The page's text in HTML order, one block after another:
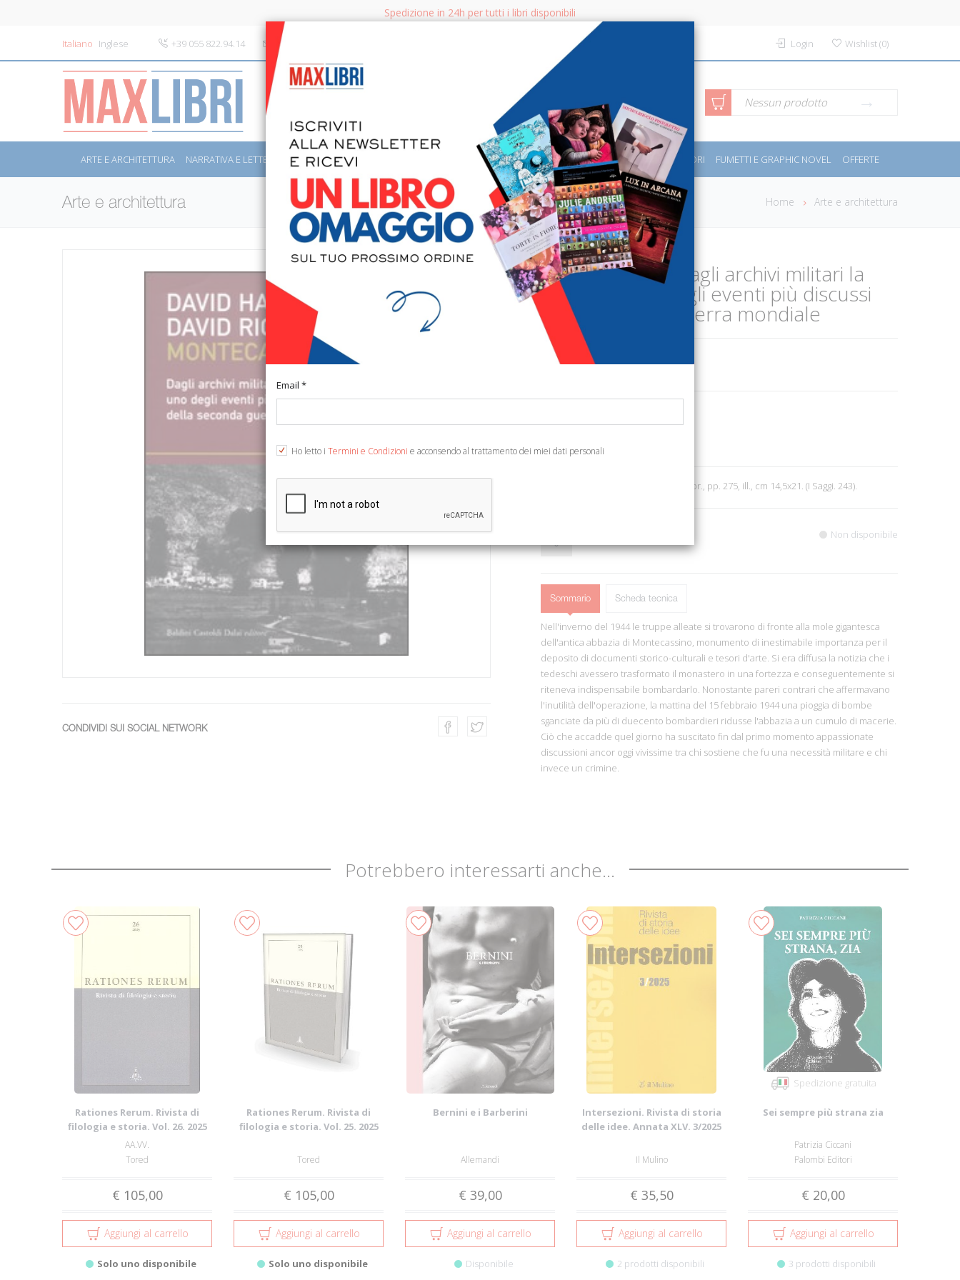
Spedizione in 24h per tutti i libri disponibili
Italiano Inglese +39 055 822.94.14 info@maxlibri.it Login Wishlist(0)
CERCA Ricerca avanzata Nessun prodotto
ARTE E ARCHITETTURA NARRATIVA E LETTERATURA SAGGISTICA LIBRI PER BAMBINI E RAGAZZI MANUALI - GUIDE - CORSI SPORT E MOTORI FUMETTI E GRAPHIC NOVEL OFFERTE
Arte e architettura Home Arte e architettura
CONDIVIDI SUI SOCIAL NETWORK
Montecassino. Dagli archivi militari la
verità su uno degli eventi più discussi
della seconda guerra mondiale
€ 14,40
Ean13: 9788884904669
Traduzione di Peru E. Milano, 2003; br., pp. 275, ill., cm 14,5x21. (I Saggi. 243).
Non disponibile
Sommario Scheda tecnica
Nell'inverno del 1944 le truppe alleate si trovarono di fronte alla mole gigantesca
dell'antica abbazia di Montecassino, monumento di inestimabile importanza per il
deposito di documenti storico-culturali e tesori d'arte. Si era diffusa la notizia che i
tedeschi avessero trasformato il monastero in una fortezza e conseguentemente si
riteneva indispensabile bombardarlo. Nonostante pareri contrari che affermavano
l'inutilità dell'operazione, la mattina del 15 febbraio 1944 una pioggia di bombe
sganciate da più di duecento bombardieri ridusse l'abbazia a un cumulo di macerie.
Ciò che accadde quel giorno ha suscitato fin dal primo momento appassionate
discussioni ancor oggi vivissime tra chi sostiene che fu una necessità militare e chi
invece un crimine.
Potrebbero interessarti anche...
Rationes Rerum. Rivista di
filologia e storia. Vol. 26. 2025
AA.VV.
Tored
€ 105,00
Aggiungi al carrello
Solo uno disponibile
Rationes Rerum. Rivista di
filologia e storia. Vol. 25. 2025
Tored
€ 105,00
Aggiungi al carrello
Solo uno disponibile
Bernini e i Barberini
Allemandi
€ 39,00
Aggiungi al carrello
Disponibile
Intersezioni. Rivista di storia
delle idee. Annata XLV. 3/2025
Il Mulino
€ 35,50
Aggiungi al carrello
2 prodotti disponibili
Spedizione gratuita
Sei sempre più strana zia
Patrizia Ciccani
Palombi Editori
€ 20,00
Aggiungi al carrello
3 prodotti disponibili
Email *
Ho letto i Termini e Condizioni e acconsendo al trattamento dei miei dati personali